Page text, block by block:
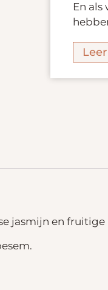
En als
jasmijn en fruitige